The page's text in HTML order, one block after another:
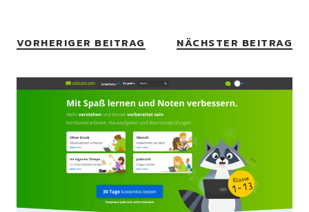
VORHERIGER BEITRAG NÄCHSTER BEITRAG